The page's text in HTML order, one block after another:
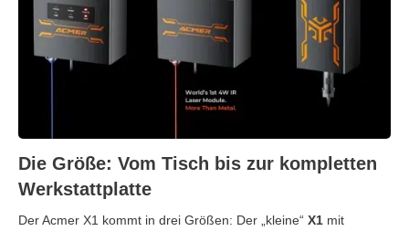
Die Größe: Vom Tisch bis zur kompletten
Werkstattplatte
Der Acmer X1 kommt in drei Größen: Der „kleine“ X1 mit